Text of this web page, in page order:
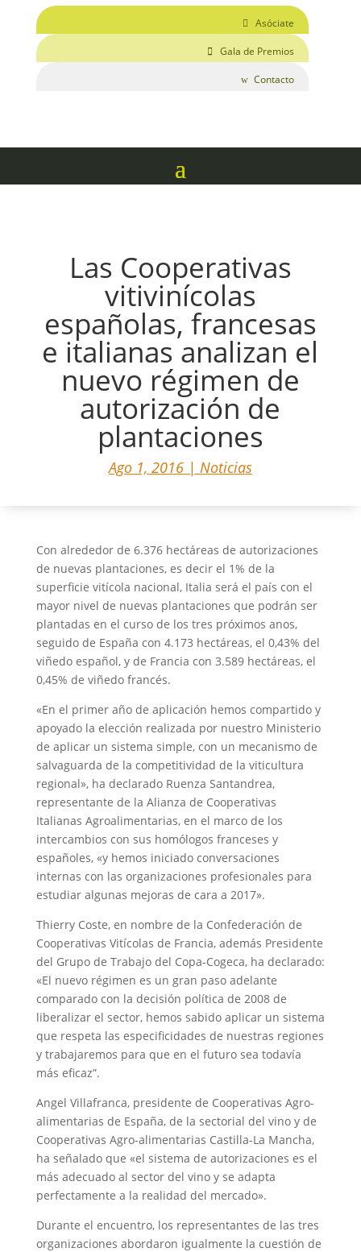
Asóciate
Gala de Premios
Contacto
Las Cooperativas
vitivinícolas
españolas, francesas
e italianas analizan el
nuevo régimen de
autorización de
plantaciones
Ago 1, 2016| Noticias
Con alrededor de 6.376 hectáreas de autorizaciones
de nuevas plantaciones, es decir el 1% de la
superficie vitícola nacional, Italia será el país con el
mayor nivel de nuevas plantaciones que podrán ser
plantadas en el curso de los tres próximos anos,
seguido de España con 4.173 hectáreas, el 0,43% del
viñedo español, y de Francia con 3.589 hectáreas, el
0,45% de viñedo francés.
«En el primer año de aplicación hemos compartido y
apoyado la elección realizada por nuestro Ministerio
de aplicar un sistema simple, con un mecanismo de
salvaguarda de la competitividad de la viticultura
regional», ha declarado Ruenza Santandrea,
representante de la Alianza de Cooperativas
Italianas Agroalimentarias, en el marco de los
intercambios con sus homólogos franceses y
españoles, «y hemos iniciado conversaciones
internas con las organizaciones profesionales para
estudiar algunas mejoras de cara a 2017».
Thierry Coste, en nombre de la Confederación de
Cooperativas Vitícolas de Francia, además Presidente
del Grupo de Trabajo del Copa-Cogeca, ha declarado:
«El nuevo régimen es un gran paso adelante
comparado con la decisión política de 2008 de
liberalizar el sector, hemos sabido aplicar un sistema
que respeta las especificidades de nuestras regiones
y trabajaremos para que en el futuro sea todavía
más eficaz”.
Angel Villafranca, presidente de Cooperativas Agro-
alimentarias de España, de la sectorial del vino y de
Cooperativas Agro-alimentarias Castilla-La Mancha,
ha señalado que «el sistema de autorizaciones es el
más adecuado al sector del vino y se adapta
perfectamente a la realidad del mercado».
Durante el encuentro, los representantes de las tres
organizaciones abordaron igualmente la cuestión de